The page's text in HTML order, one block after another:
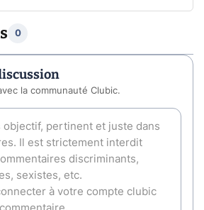
0
la communauté Clubic.